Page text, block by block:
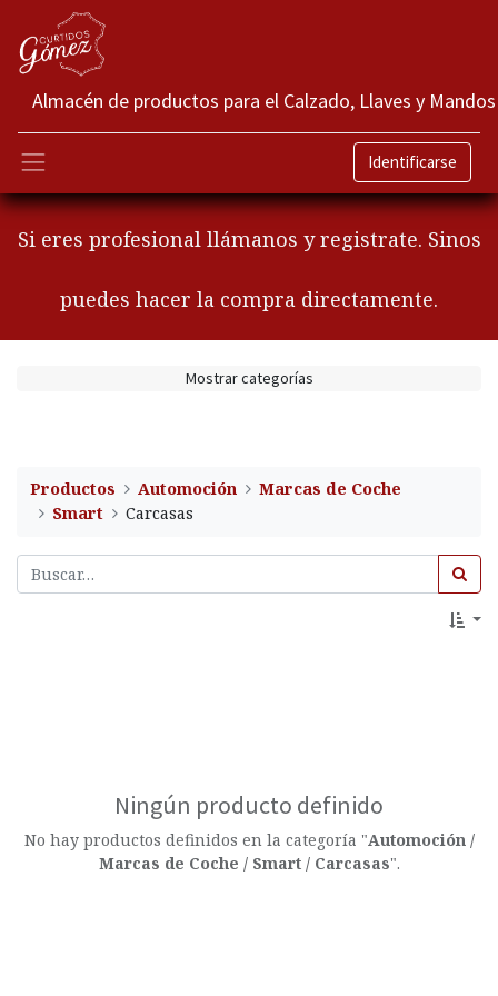
Almacén de productos para el Calzado, Llaves y Mandos
Identificarse
Si eres profesional llámanos y registrate. Sinos
puedes hacer la compra directamente.
Mostrar categorías
Productos Automoción
Marcas de Coche
Smart
Carcasas
Ningún producto definido
No hay productos definidos en la categoría "Automoción /
Marcas de Coche / Smart / Carcasas".